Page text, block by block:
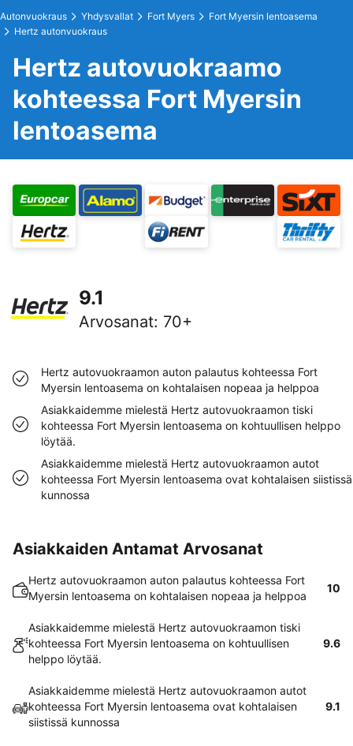
Autonvuokraus Yhdysvallat Fort Myers
Fort Myersin lentoasema
Hertz autonvuokraus
Hertz autovuokraamo
kohteessa Fort Myersin
lentoasema
9.1
Arvosanat: 70+
Hertz autovuokraamon auton palautus kohteessa Fort
Myersin lentoasema on kohtalaisen nopeaa ja helppoa
Asiakkaidemme mielestä Hertz autovuokraamon tiski
kohteessa Fort Myersin lentoasema on kohtuullisen helppo
löytää.
Asiakkaidemme mielestä Hertz autovuokraamon autot
kohteessa Fort Myersin lentoasema ovat kohtalaisen siistissä
kunnossa
Asiakkaiden Antamat Arvosanat
Hertz autovuokraamon auton palautus kohteessa Fort
Myersin lentoasema on kohtalaisen nopeaa ja helppoa
10
Asiakkaidemme mielestä Hertz autovuokraamon tiski
kohteessa Fort Myersin lentoasema on kohtuullisen
helppo löytää.
9.6
Asiakkaidemme mielestä Hertz autovuokraamon autot
kohteessa Fort Myersin lentoasema ovat kohtalaisen
siistissä kunnossa
9.1